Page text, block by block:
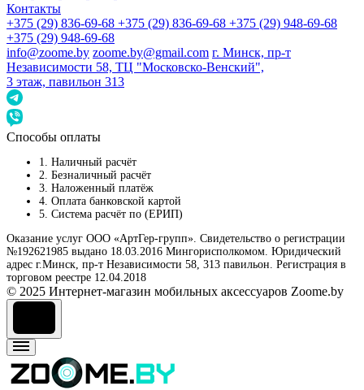
Контакты
+375 (29) 836-69-68 +375 (29) 836-69-68 +375 (29) 948-69-68
+375 (29) 948-69-68
info@zoome.by zoome.by@gmail.com г. Минск, пр-т
Независимости 58, ТЦ "Московско-Венский",
3 этаж, павильон 313
Способы оплаты
1. Наличный расчёт
2. Безналичный расчёт
3. Наложенный платёж
4. Оплата банковской картой
5. Система расчёт по (ЕРИП)
Оказание услуг ООО «АртГер-групп». Свидетельство о регистрации
№192621985 выдано 18.03.2016 Мингорисполкомом. Юридический
адрес г.Минск, пр-т Независимости 58, 313 павильон. Регистрация в
торговом реестре 12.04.2018
© 2025 Интернет-магазин мобильных аксессуаров Zoome.by